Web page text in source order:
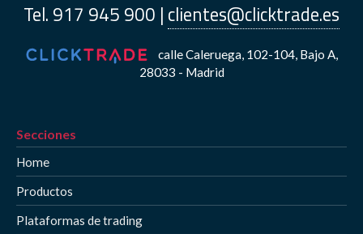
Tel. 917 945 900 | clientes@clicktrade.es
calle Caleruega, 102-104, Bajo A,
28033 - Madrid
Secciones
Home
Productos
Plataformas de trading